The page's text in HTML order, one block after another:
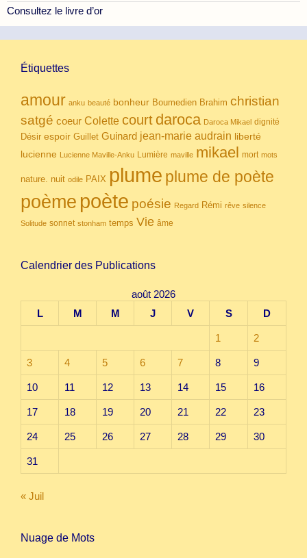
Consultez le livre d’or
Étiquettes
amour anku beauté bonheur Boumedien Brahim christian
satgé coeur Colette court daroca Daroca Mikael dignité
Désir espoir Guillet Guinard jean-marie audrain liberté
lucienne Lucienne Maville-Anku Lumière maville mikael mort mots
nature. nuit odile PAIX plume plume de poète
poème poète poésie Regard Rémi rêve silence
Solitude sonnet stonham temps Vie âme
Calendrier des Publications
août 2026
L
M M J V S D
1 2
3 4 5 6 7 8 9
10 11 12 13 14 15 16
17 18 19 20 21 22 23
24 25 26 27 28 29 30
31
« Juil
Nuage de Mots